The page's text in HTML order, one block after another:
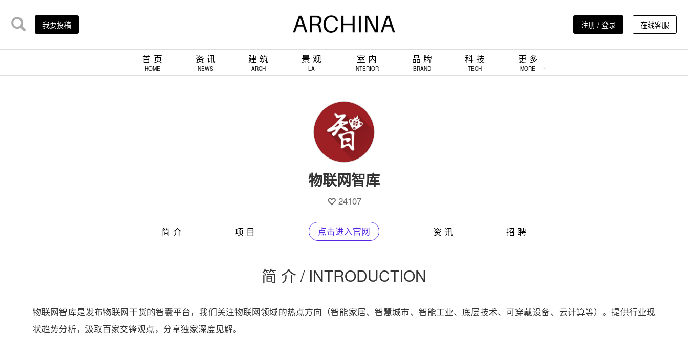
我要投稿 注册 / 登录 在线客服
首 页
HOME
资 讯
NEWS
建 筑
ARCH
景 观
LA
室 内
INTERIOR
品 牌
BRAND
科 技
TECH
更 多
MORE
物联网智库
24107
简 介 项 目 点击进入官网 资 讯 招 聘
简 介 / INTRODUCTION
物联网智库是发布物联网干货的智囊平台，我们关注物联网领域的热点方向（智能家居、智慧城市、智能工业、底层技术、可穿戴设备、云计算等）。提供行业现
状趋势分析，汲取百家交锋观点，分享独家深度见解。